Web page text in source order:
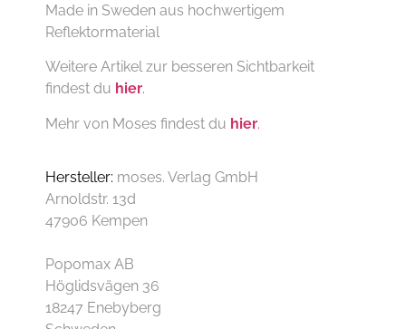
Made in Sweden aus hochwertigem
Reflektormaterial
Weitere Artikel zur besseren Sichtbarkeit
findest du hier.
Mehr von Moses findest du hier.
Hersteller: moses. Verlag GmbH
Arnoldstr. 13d
47906 Kempen
Popomax AB
Höglidsvägen 36
18247 Enebyberg